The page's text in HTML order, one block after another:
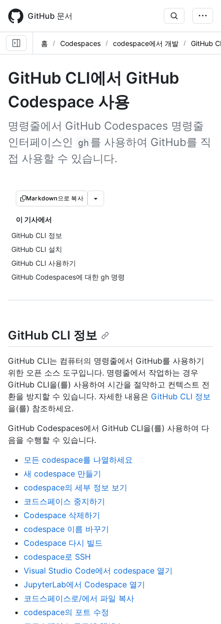
main
content
GitHub 문서
홈 Codespaces codespace에서 개발 GitHub
GitHub CLI에서 GitHub
Codespace 사용
명령줄에서 GitHub Codespaces 명령줄
인터페이스인
gh 를 사용하여 GitHub를 직
접 사용할 수 있습니다.
Markdown으로 복사
이 기사에서
GitHub CLI 정보
GitHub CLI 설치
GitHub CLI 사용하기
GitHub Codespaces에 대한 gh 명령
GitHub CLI 정보
GitHub CLI는 컴퓨터의 명령줄에서 GitHub를 사용하기
위한 오픈 소스 도구입니다. 명령줄에서 작업하는 경우
GitHub CLI을(를) 사용하여 시간을 절약하고 컨텍스트 전
환을 방지할 수 있습니다. 자세한 내용은 GitHub CLI 정보
을(를) 참조하세요.
GitHub Codespaces에서 GitHub CLI을(를) 사용하여 다
음을 수행할 수 있습니다.
모든 codespace를 나열하세요
새 codespace 만들기
codespace의 세부 정보 보기
코드스페이스 중지하기
Codespace 삭제하기
codespace 이름 바꾸기
Codespace 다시 빌드
codespace로 SSH
Visual Studio Code에서 codespace 열기
JupyterLab에서 Codespace 열기
코드스페이스로/에서 파일 복사
codespace의 포트 수정